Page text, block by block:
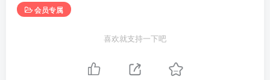
会员专属
喜欢就支持一下吧